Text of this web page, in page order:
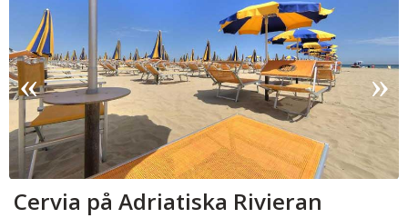
Cervia på Adriatiska Rivieran